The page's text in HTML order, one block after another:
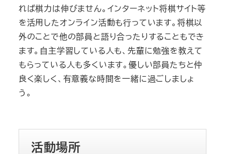
れば棋力は伸びません。インターネット将棋サイト等
を活用したオンライン活動も行っています。将棋以
外のことで他の部員と語り合ったりすることもでき
ます。自主学習している人も、先輩に勉強を教えて
もらっている人も多くいます。優しい部員たちと仲
良く楽しく、有意義な時間を一緒に過ごしましょ
う。
活動場所